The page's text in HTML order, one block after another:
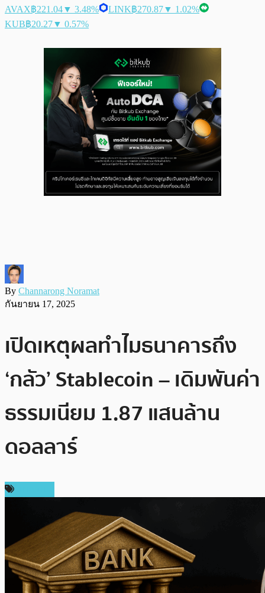
AVAX฿221.04▼ 3.48% LINK฿270.87▼ 1.02%
KUB฿20.27▼ 0.57%
By Channarong Noramat
กันยายน 17, 2025
เปิดเหตุผลทำไมธนาคารถึง
‘กลัว’ Stablecoin – เดิมพันค่า
ธรรมเนียม 1.87 แสนล้าน
ดอลลาร์